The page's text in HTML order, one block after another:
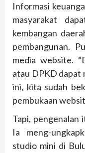
Informasi
masyarakat
kembangan
pembangunan.
media website.
atau DPKD dapat
ini, kita sudah
pembukaan
Tapi, pengenalan
Ia meng-
studio mini di